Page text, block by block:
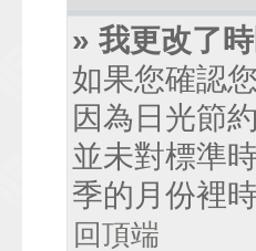
» 我更改了
如果您確認
因為日光節
並未對標準
季的月份裡
回頂端